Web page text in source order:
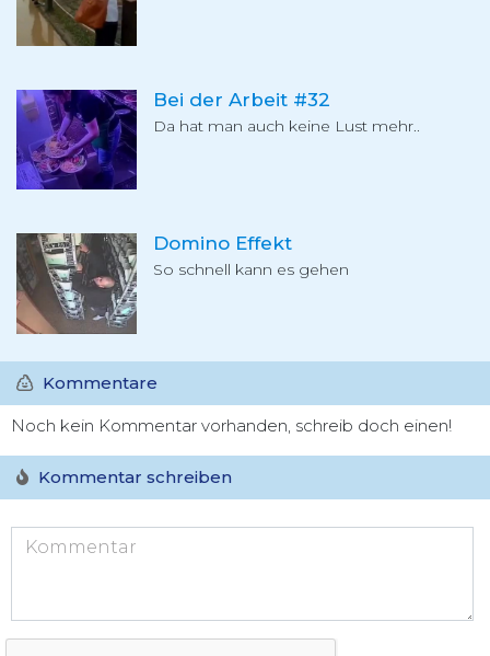
Bei der Arbeit #32
Da hat man auch keine Lust mehr..
Domino Effekt
So schnell kann es gehen
Kommentare
Noch kein Kommentar vorhanden, schreib doch einen!
Kommentar schreiben